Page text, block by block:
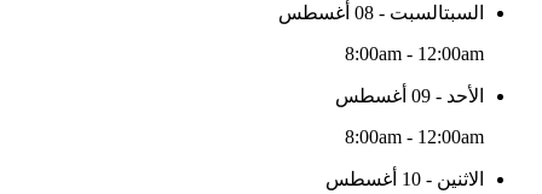
السبتالسبت - 08 أغسطس
8:00am - 12:00am
الأحد - 09 أغسطس
8:00am - 12:00am
الاثنين - 10 أغسطس